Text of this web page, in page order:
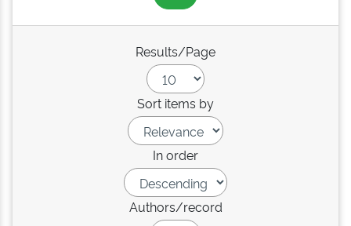
Results/Page
Sort items by
In order
Authors/record